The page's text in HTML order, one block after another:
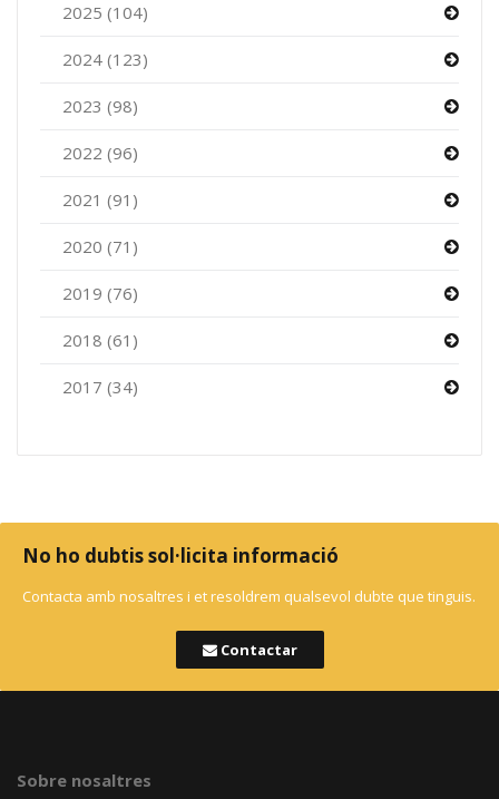
2025 (104)
2024 (123)
2023 (98)
2022 (96)
2021 (91)
2020 (71)
2019 (76)
2018 (61)
2017 (34)
No ho dubtis sol·licita informació
Contacta amb nosaltres i et resoldrem qualsevol dubte que tinguis.
Contactar
Sobre nosaltres